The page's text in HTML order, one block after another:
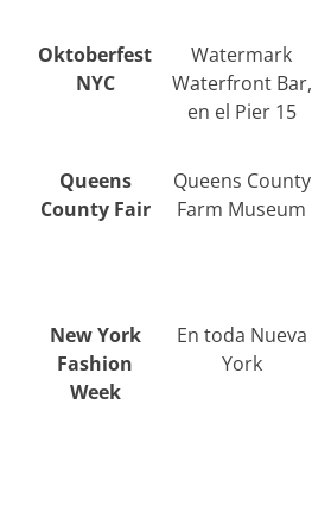
Oktoberfest
NYC
Watermark
Waterfront Bar,
en el Pier 15
Queens
County Fair
Queens County
Farm Museum
New York
Fashion
Week
En toda Nueva
York